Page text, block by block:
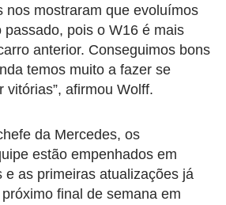
nos mostraram que evoluímos
passado, pois o W16 é mais
anterior. Conseguimos bons
temos muito a fazer se
vitórias”, afirmou Wolff.
da Mercedes, os
estão empenhados em
e as primeiras atualizações já
final de semana em